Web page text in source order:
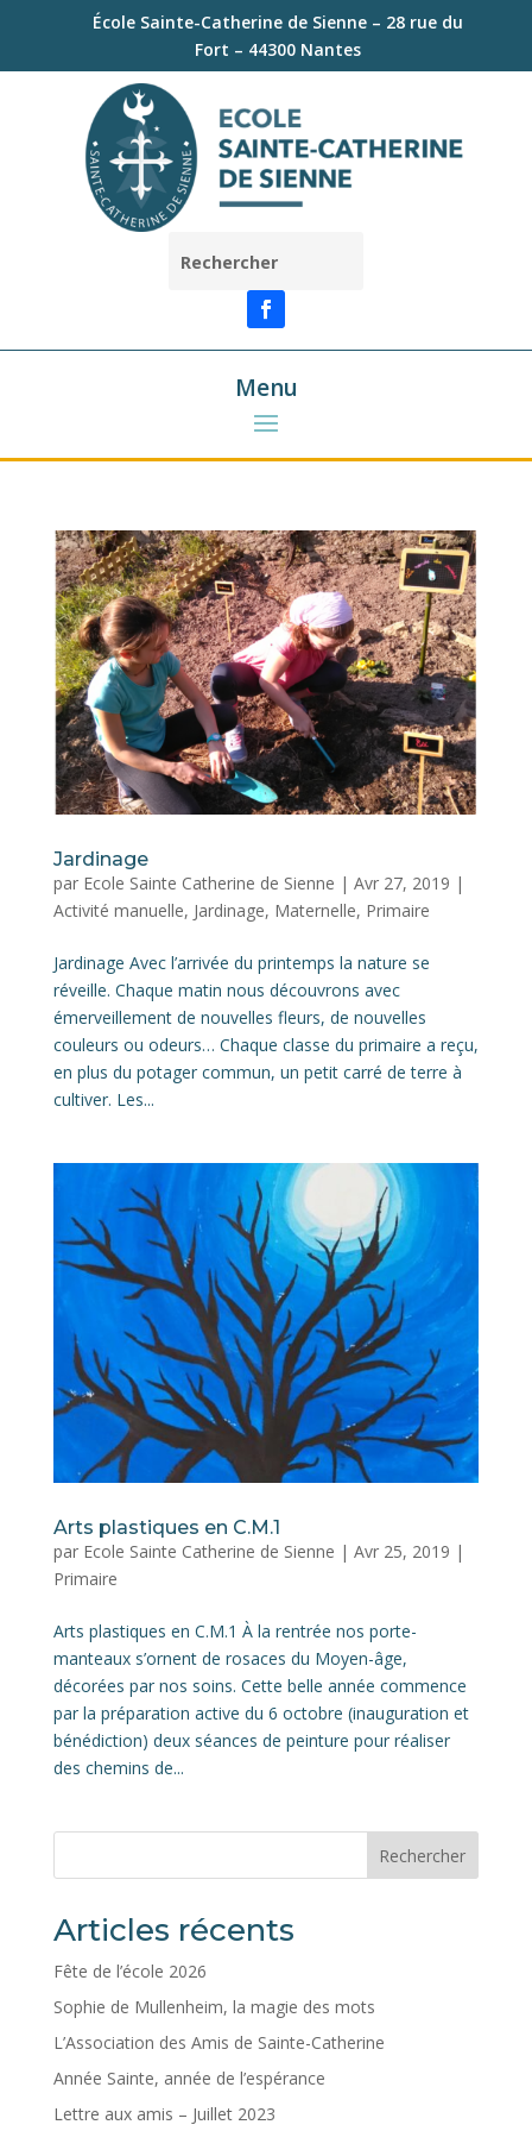
École Sainte-Catherine de Sienne – 28 rue du
Fort – 44300 Nantes
Menu
Jardinage
par Ecole Sainte Catherine de Sienne | Avr 27, 2019 |
Activité manuelle, Jardinage, Maternelle, Primaire
Jardinage Avec l’arrivée du printemps la nature se
réveille. Chaque matin nous découvrons avec
émerveillement de nouvelles fleurs, de nouvelles
couleurs ou odeurs… Chaque classe du primaire a reçu,
en plus du potager commun, un petit carré de terre à
cultiver. Les...
Arts plastiques en C.M.1
par Ecole Sainte Catherine de Sienne | Avr 25, 2019 |
Primaire
Arts plastiques en C.M.1 À la rentrée nos porte-
manteaux s’ornent de rosaces du Moyen-âge,
décorées par nos soins. Cette belle année commence
par la préparation active du 6 octobre (inauguration et
bénédiction) deux séances de peinture pour réaliser
des chemins de...
Rechercher
Articles récents
Fête de l’école 2026
Sophie de Mullenheim, la magie des mots
L’Association des Amis de Sainte-Catherine
Année Sainte, année de l’espérance
Lettre aux amis – Juillet 2023